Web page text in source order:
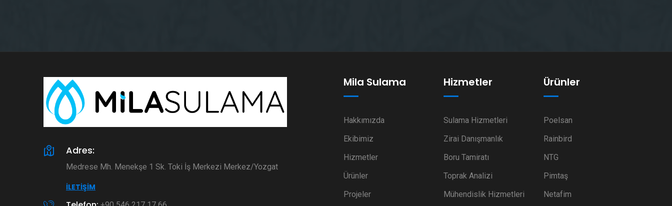
Adres:
Medrese Mh. Menekşe 1 Sk. Toki İş Merkezi Merkez/Yozgat
İLETIŞIM
Mila Sulama
Hakkımızda
Ekibimiz
Hizmetler
Ürünler
Projeler
Hizmetler
Sulama Hizmetleri
Zirai Danışmanlık
Boru Tamiratı
Toprak Analizi
Mühendislik Hizmetleri
Ürünler
Poelsan
Rainbird
NTG
Pimtaş
Netafim